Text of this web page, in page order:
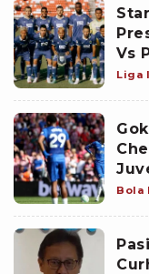
Vs
Liga
Bola